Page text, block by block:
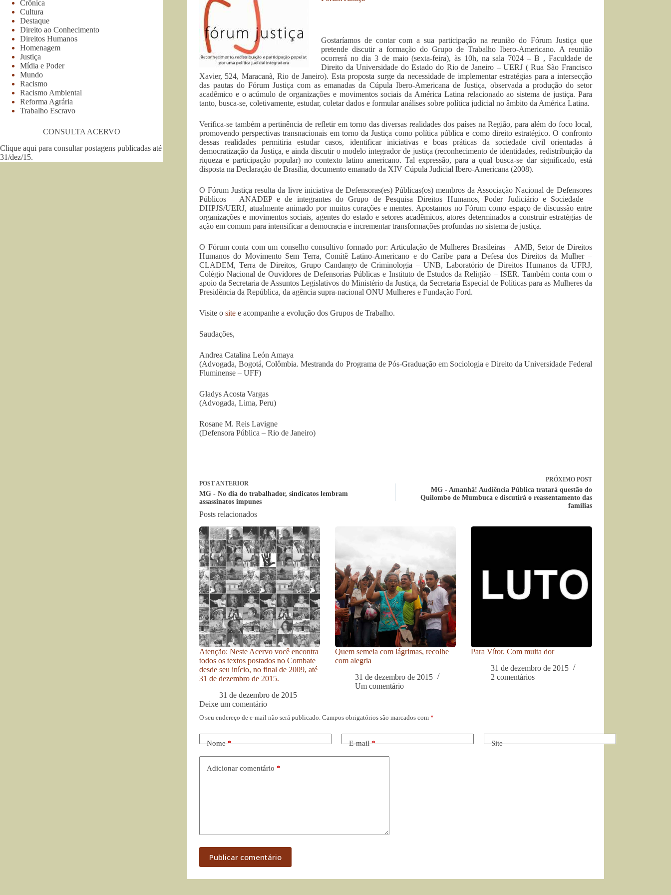
Gostaríamos de contar com a sua participação na reunião do Fórum Justiça que
pretende discutir a formação do Grupo de Trabalho Ibero-Americano. A reunião
ocorrerá no dia 3 de maio (sexta-feira), às 10h, na sala 7024 – B , Faculdade de
Direito da Universidade do Estado do Rio de Janeiro – UERJ ( Rua São Francisco
Xavier, 524, Maracanã, Rio de Janeiro). Esta proposta surge da necessidade de implementar estratégias para a intersecção
das pautas do Fórum Justiça com as emanadas da Cúpula Ibero-Americana de Justiça, observada a produção do setor
acadêmico e o acúmulo de organizações e movimentos sociais da América Latina relacionado ao sistema de justiça. Para
tanto, busca-se, coletivamente, estudar, coletar dados e formular análises sobre política judicial no âmbito da América Latina.
Verifica-se também a pertinência de refletir em torno das diversas realidades dos países na Região, para além do foco local,
promovendo perspectivas transnacionais em torno da Justiça como política pública e como direito estratégico. O confronto
dessas realidades permitiria estudar casos, identificar iniciativas e boas práticas da sociedade civil orientadas à
democratização da Justiça, e ainda discutir o modelo integrador de justiça (reconhecimento de identidades, redistribuição da
riqueza e participação popular) no contexto latino americano. Tal expressão, para a qual busca-se dar significado, está
disposta na Declaração de Brasília, documento emanado da XIV Cúpula Judicial Ibero-Americana (2008).
O Fórum Justiça resulta da livre iniciativa de Defensoras(es) Públicas(os) membros da Associação Nacional de Defensores
Públicos – ANADEP e de integrantes do Grupo de Pesquisa Direitos Humanos, Poder Judiciário e Sociedade –
DHPJS/UERJ, atualmente animado por muitos corações e mentes. Apostamos no Fórum como espaço de discussão entre
organizações e movimentos sociais, agentes do estado e setores acadêmicos, atores determinados a construir estratégias de
ação em comum para intensificar a democracia e incrementar transformações profundas no sistema de justiça.
O Fórum conta com um conselho consultivo formado por: Articulação de Mulheres Brasileiras – AMB, Setor de Direitos
Humanos do Movimento Sem Terra, Comitê Latino-Americano e do Caribe para a Defesa dos Direitos da Mulher –
CLADEM, Terra de Direitos, Grupo Candango de Criminologia – UNB, Laboratório de Direitos Humanos da UFRJ,
Colégio Nacional de Ouvidores de Defensorias Públicas e Instituto de Estudos da Religião – ISER. Também conta com o
apoio da Secretaria de Assuntos Legislativos do Ministério da Justiça, da Secretaria Especial de Políticas para as Mulheres da
Presidência da República, da agência supra-nacional ONU Mulheres e Fundação Ford.
Visite ositee acompanhe a evolução dos Grupos de Trabalho.
Saudações,
Andrea Catalina León Amaya
(Advogada, Bogotá, Colômbia. Mestranda do Programa de Pós-Graduação em Sociologia e Direito da Universidade Federal
Fluminense – UFF)
Gladys Acosta Vargas
(Advogada, Lima, Peru)
Rosane M. Reis Lavigne
(Defensora Pública – Rio de Janeiro)
POSTANTERIOR
MG - No dia do trabalhador, sindicatos lembram
assassinatos impunes
PRÓXIMO POST
MG - Amanhã! Audiência Pública tratará questão do
Quilombo de Mumbuca e discutirá o reassentamento das
famílias
Posts relacionados
Atenção: Neste Acervo você encontra
todos os textos postados no Combate
desde seu início, no final de 2009, até
31 de dezembro de 2015.
31 de dezembro de 2015
Quem semeia com lágrimas, recolhe
com alegria
31 de dezembro de 2015
Um comentário
Para Vítor. Com muita dor
31 de dezembro de 2015
2 comentários
Deixe um comentário
O seu endereço de e-mail não será publicado. Campos obrigatórios são marcados com *
Nome* E-mail* Site
Adicionar comentário *
Publicar comentário
Crônica
Cultura
Destaque
Direito ao Conhecimento
Direitos Humanos
Homenagem
Justiça
Mídia e Poder
Mundo
Racismo
Racismo Ambiental
Reforma Agrária
Trabalho Escravo
CONSULTA ACERVO
Clique aqui para consultar postagens publicadas até
31/dez/15.